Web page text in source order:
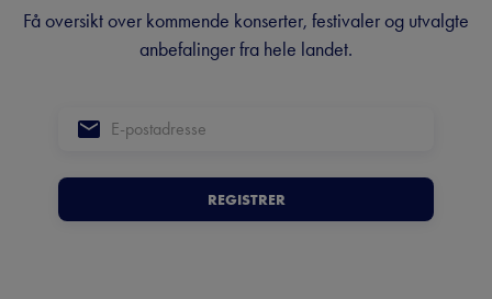
Få oversikt over kommende konserter, festivaler og utvalgte
anbefalinger fra hele landet.
REGISTRER